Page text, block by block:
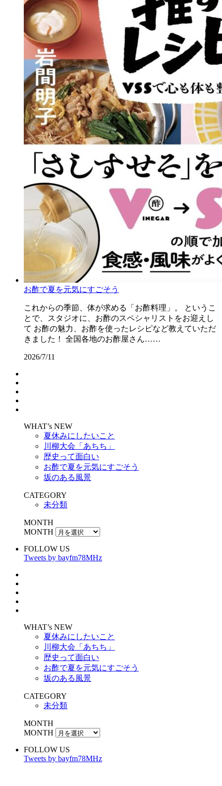
お酢で夏を元気にすごそう
これからの季節、体が求める「お酢料理」。 というこ
とで、スタジオに、お酢のスペシャリストをお迎えし
て お酢の魅力、お酢を使ったレシピなど教えていただ
きました！ 全国各地のお酢屋さん……
2026/7/11
WHAT’s NEW
夏休みにしたいこと
川柳大会「あちち」
歴史って面白い
お酢で夏を元気にすごそう
坂のある風景
CATEGORY
未分類
MONTH
MONTH
FOLLOW US
Tweets by bayfm78MHz
WHAT’s NEW
夏休みにしたいこと
川柳大会「あちち」
歴史って面白い
お酢で夏を元気にすごそう
坂のある風景
CATEGORY
未分類
MONTH
MONTH
FOLLOW US
Tweets by bayfm78MHz